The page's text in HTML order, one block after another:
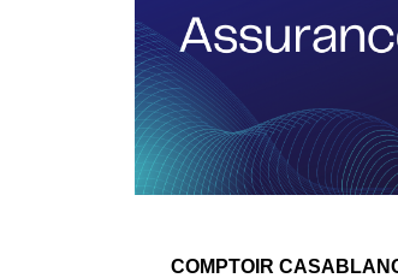
COMPTOIR